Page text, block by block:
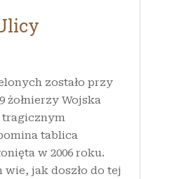
zostało przy
żołnierzy Wojska
tragicznym
tablica
w 2006 roku.
jak doszło do tej